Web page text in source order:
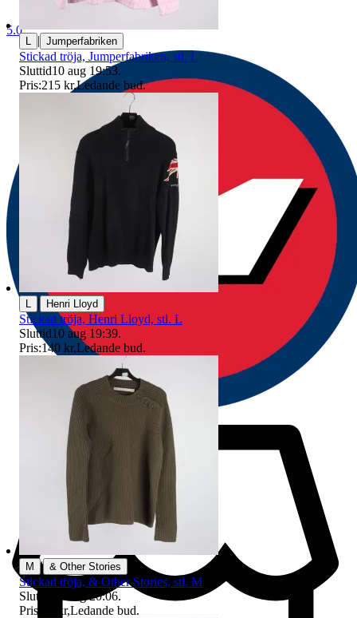
5.0
| Jumperfabriken
Stickad tröja, Jumperfabriken, stl. L
Sluttid10 aug 19:53.
Pris:215 kr,Ledande bud.
| Henri Lloyd
Stickad tröja, Henri Lloyd, stl. L
Sluttid10 aug 19:39.
Pris:140 kr,Ledande bud.
M | & Other Stories
Stickad tröja, & Other Stories, stl. M
Sluttid
10 aug 20:06.
Pris:
70 kr,Ledande bud.